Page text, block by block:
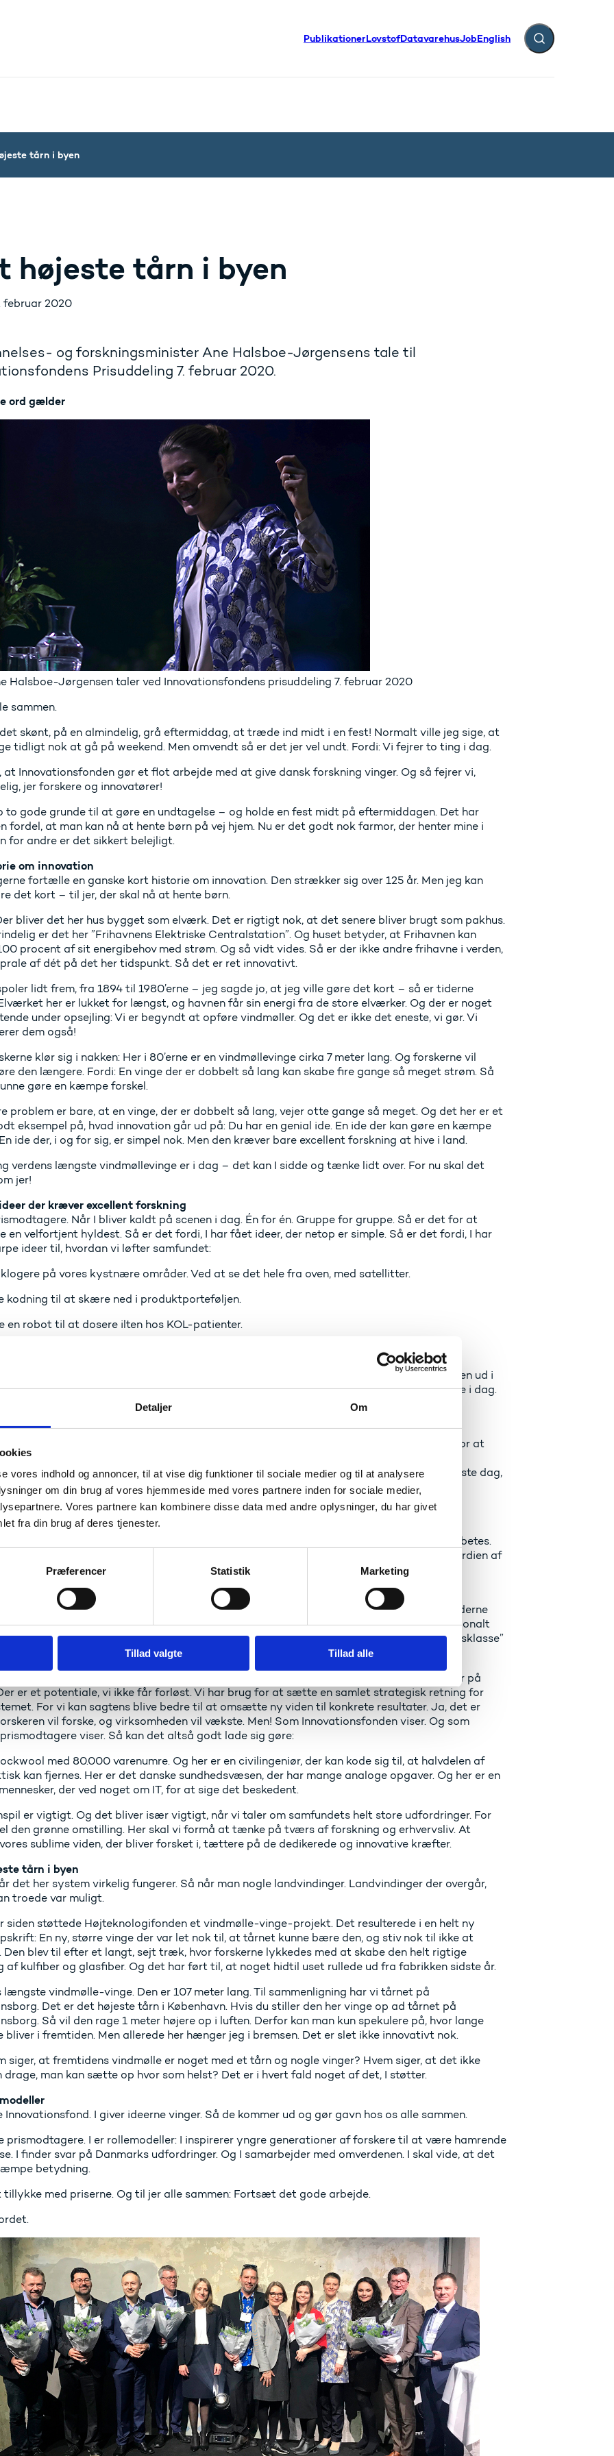
Detaljer Om
vores indhold og annoncer, til at vise dig funktioner til sociale medier og til at analysere
om din brug af vores hjemmeside med vores partnere inden for sociale medier,
Vores partnere kan kombinere disse data med andre oplysninger, du har givet
fra din brug af deres tjenester.
Præferencer Statistik Marketing
Tillad valgte Tillad alle
PublikationerLovstofDatavarehusJobEnglish Fold søgefelt ud
links- Flere links
tårn i byen
højeste tårn i byen
februar 2020
og forskningsminister Ane Halsboe-Jørgensens tale til
Prisuddeling 7. februar 2020.
ord gælder
Halsboe-Jørgensen taler ved Innovationsfondens prisuddeling 7. februar 2020
sammen.
skønt, på en almindelig, grå eftermiddag, at træde ind midt i en fest! Normalt ville jeg sige, at
tidligt nok at gå på weekend. Men omvendt så er det jer vel undt. Fordi: Vi fejrer to ting i dag.
at Innovationsfonden gør et flot arbejde med at give dansk forskning vinger. Og så fejrer vi,
jer forskere og innovatører!
to gode grunde til at gøre en undtagelse – og holde en fest midt på eftermiddagen. Det har
fordel, at man kan nå at hente børn på vej hjem. Nu er det godt nok farmor, der henter mine i
for andre er det sikkert belejligt.
om innovation
fortælle en ganske kort historie om innovation. Den strækker sig over 125 år. Men jeg kan
det kort – til jer, der skal nå at hente børn.
bliver det her hus bygget som elværk. Det er rigtigt nok, at det senere bliver brugt som pakhus.
er det her ”Frihavnens Elektriske Centralstation”. Og huset betyder, at Frihavnen kan
procent af sit energibehov med strøm. Og så vidt vides. Så er der ikke andre frihavne i verden,
af dét på det her tidspunkt. Så det er ret innovativt.
lidt frem, fra 1894 til 1980’erne – jeg sagde jo, at jeg ville gøre det kort – så er tiderne
her er lukket for længst, og havnen får sin energi fra de store elværker. Og der er noget
under opsejling: Vi er begyndt at opføre vindmøller. Og det er ikke det eneste, vi gør. Vi
dem også!
klør sig i nakken: Her i 80’erne er en vindmøllevinge cirka 7 meter lang. Og forskerne vil
den længere. Fordi: En vinge der er dobbelt så lang kan skabe fire gange så meget strøm. Så
gøre en kæmpe forskel.
problem er bare, at en vinge, der er dobbelt så lang, vejer otte gange så meget. Og det her er et
eksempel på, hvad innovation går ud på: Du har en genial ide. En ide der kan gøre en kæmpe
ide der, i og for sig, er simpel nok. Men den kræver bare excellent forskning at hive i land.
verdens længste vindmøllevinge er i dag – det kan I sidde og tænke lidt over. For nu skal det
jer!
der kræver excellent forskning
Når I bliver kaldt på scenen i dag. Én for én. Gruppe for gruppe. Så er det for at
en velfortjent hyldest. Så er det fordi, I har fået ideer, der netop er simple. Så er det fordi, I har
ideer til, hvordan vi løfter samfundet:
på vores kystnære områder. Ved at se det hele fra oven, med satellitter.
kodning til at skære ned i produktporteføljen.
robot til at dosere ilten hos KOL-patienter.
Og det er så det næste, jeg vil sige: Så har I ikke kun fået ideen. I har også ført den ud i
excellent forskning. Det er der, det bliver svært. Og det er derfor, I modtager priserne i dag.
hvordan et velsmurt innovationsapparat skal se ud.
værdi for samfundet
Så vil jeg gå langt som til at sige, at det her handler om, hvorfor vi forsker. Vi forsker for at
i den rigtige retning. For at påvirke hvordan vi indretter os. For at løfte livet for
Jeg er meget optaget af, at vi husker på den værdi. Vi skal sige det til os selv hver eneste dag,
sidder med ansøgningerne eller stempler ind på ministerkontoret.
huske omverdenen på, at vi skaber denne værdi. At vi er pengene værd. Synliggøre at
ændrer livet for mennesker. Det her er ikke – kun – en kamp om citationer. Som
i dag viser, så er det en kamp, der foregår helt ude hos patienten med Type 2-diabetes.
på vestkysten. Der er nok ikke så mange danskere, der forstår selve forskningen. Men værdien af
den forstår man.
samarbejdet mellem forskere og erhvervsliv
og taler med erhvervsministeren om, hvordan vi binder forskningsverdenen og virksomhederne
Vores danske innovationssystem fik et grundigt eftersyn for nylig af et internationalt
Og de roser os. De siger, at det går godt med dansk innovation. At vi har et ”verdensklasse”
og et dynamisk erhvervsliv.
er også ærlige nok og siger: Et eller andet sted mellem de to ting er der for meget, vi taber på
er et potentiale, vi ikke får forløst. Vi har brug for at sætte en samlet strategisk retning for
For vi kan sagtens blive bedre til at omsætte ny viden til konkrete resultater. Ja, det er
vil forske, og virksomheden vil vækste. Men! Som Innovationsfonden viser. Og som
viser. Så kan det altså godt lade sig gøre:
med 80.000 varenumre. Og her er en civilingeniør, der kan kode sig til, at halvdelen af
kan fjernes. Her er det danske sundhedsvæsen, der har mange analoge opgaver. Og her er en
der ved noget om IT, for at sige det beskedent.
er vigtigt. Og det bliver især vigtigt, når vi taler om samfundets helt store udfordringer. For
den grønne omstilling. Her skal vi formå at tænke på tværs af forskning og erhvervsliv. At
sublime viden, der bliver forsket i, tættere på de dedikerede og innovative kræfter.
tårn i byen
det her system virkelig fungerer. Så når man nogle landvindinger. Landvindinger der overgår,
troede var muligt.
siden støttede Højteknologifonden et vindmølle-vinge-projekt. Det resulterede i en helt ny
En ny, større vinge der var let nok til, at tårnet kunne bære den, og stiv nok til ikke at
Den blev til efter et langt, sejt træk, hvor forskerne lykkedes med at skabe den helt rigtige
af kulfiber og glasfiber. Og det har ført til, at noget hidtil uset rullede ud fra fabrikken sidste år.
længste vindmølle-vinge. Den er 107 meter lang. Til sammenligning har vi tårnet på
Det er det højeste tårn i København. Hvis du stiller den her vinge op ad tårnet på
Så vil den rage 1 meter højere op i luften. Derfor kan man kun spekulere på, hvor lange
bliver i fremtiden. Men allerede her hænger jeg i bremsen. Det er slet ikke innovativt nok.
siger, at fremtidens vindmølle er noget med et tårn og nogle vinger? Hvem siger, at det ikke
drage, man kan sætte op hvor som helst? Det er i hvert fald noget af det, I støtter.
I giver ideerne vinger. Så de kommer ud og gør gavn hos os alle sammen.
prismodtagere. I er rollemodeller: I inspirerer yngre generationer af forskere til at være hamrende
I finder svar på Danmarks udfordringer. Og I samarbejder med omverdenen. I skal vide, at det
betydning.
tillykke med priserne. Og til jer alle sammen: Fortsæt det gode arbejde.